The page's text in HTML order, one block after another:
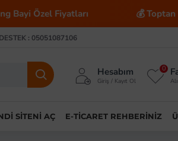
Fiyatları 💰 Toptan
: 05051087106
Hesabım
Giriş / Kayıt Ol
0
SITENI AÇ E-TICARET REHBERINIZ